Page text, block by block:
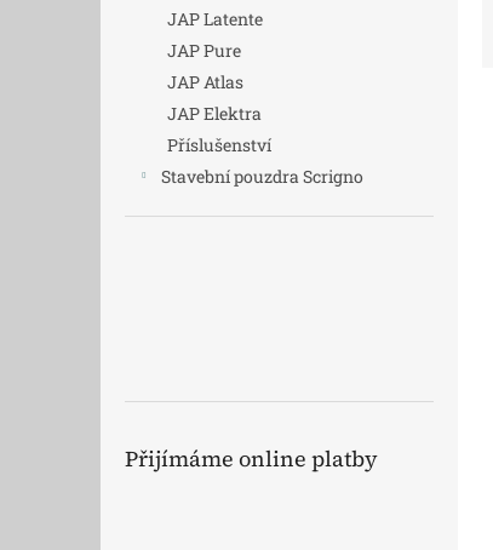
JAP Latente
JAP Pure
JAP Atlas
JAP Elektra
Příslušenství
Stavební pouzdra Scrigno
Přijímáme online platby